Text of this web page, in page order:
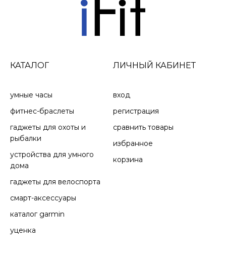
КАТАЛОГ
умные часы
фитнес-браслеты
гаджеты для охоты и
рыбалки
устройства для умного
дома
гаджеты для велоспорта
смарт-аксессуары
каталог garmin
уценка
ЛИЧНЫЙ КАБИНЕТ
вход
регистрация
сравнить товары
избранное
корзина